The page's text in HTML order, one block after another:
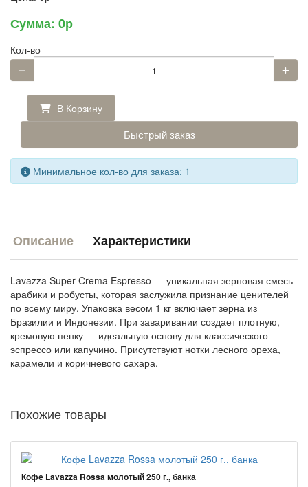
Сумма: 0р
Кол-во
В Корзину
Быстрый заказ
Минимальное кол-во для заказа: 1
Описание Характеристики
Lavazza Super Crema Espresso — уникальная зерновая смесь
арабики и робусты, которая заслужила признание ценителей
по всему миру. Упаковка весом 1 кг включает зерна из
Бразилии и Индонезии. При заваривании создает плотную,
кремовую пенку — идеальную основу для классического
эспрессо или капучино. Присутствуют нотки лесного ореха,
карамели и коричневого сахара.
Похожие товары
Кофе Lavazza Rossa молотый 250 г., банка